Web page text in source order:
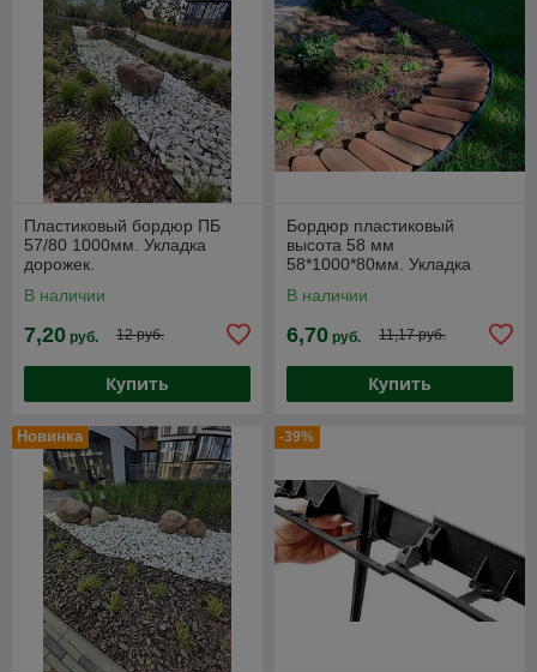
Пластиковый бордюр ПБ
57/80 1000мм. Укладка
дорожек.
В наличии
7,20 руб. 12 руб.
Купить
Бордюр пластиковый
высота 58 мм
58*1000*80мм. Укладка
Борт пластиковый РФ
В наличии
6,70 руб. 11,17 руб.
Купить
Новинка -39%